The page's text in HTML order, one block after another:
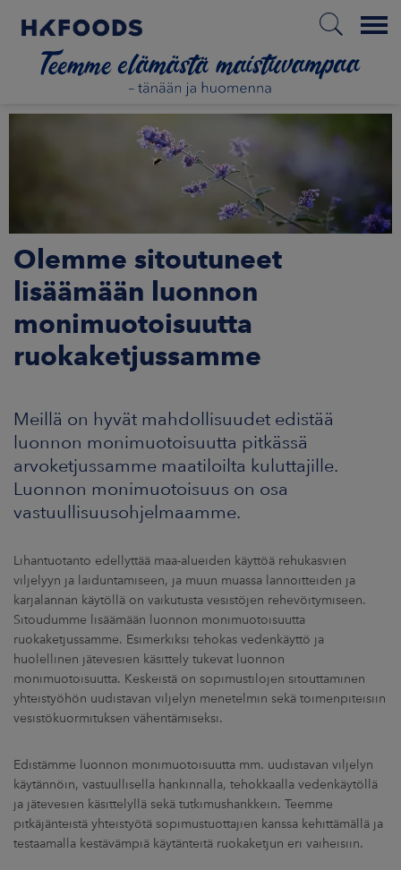
Menu
ETUSIVU
FI
MEISTÄ
Olemme sitoutuneet
lisäämään luonnon
monimuotoisuutta
ruokaketjussamme
Meillä on hyvät mahdollisuudet edistää
luonnon monimuotoisuutta pitkässä
arvoketjussamme maatiloilta kuluttajille.
Luonnon monimuotoisuus on osa
vastuullisuusohjelmaamme.
Lihantuotanto edellyttää maa-alueiden käyttöä rehukasvien
viljelyyn ja laiduntamiseen, ja muun muassa lannoitteiden ja
karjalannan käytöllä on vaikutusta vesistöjen rehevöitymiseen.
Sitoudumme lisäämään luonnon monimuotoisuutta
ruokaketjussamme. Esimerkiksi tehokas vedenkäyttö ja
huolellinen jätevesien käsittely tukevat luonnon
monimuotoisuutta. Keskeistä on sopimustilojen sitouttaminen
yhteistyöhön uudistavan viljelyn menetelmin sekä toimenpiteisiin
vesistökuormituksen vähentämiseksi.
Edistämme luonnon monimuotoisuutta mm. uudistavan viljelyn
käytännöin, vastuullisella hankinnalla, tehokkaalla vedenkäytöllä
ja jätevesien käsittelyllä sekä tutkimushankkein. Teemme
pitkäjänteistä yhteistyötä sopimustuottajien kanssa kehittämällä ja
testaamalla kestävämpiä käytänteitä ruokaketjun eri vaiheisiin.